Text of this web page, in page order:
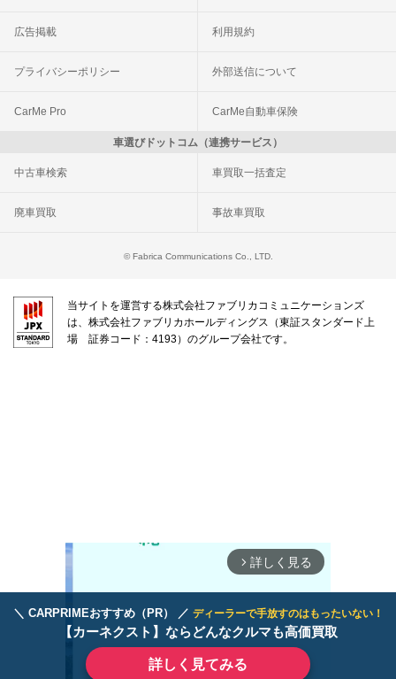
＼ CARPRIMEおすすめ（PR） ／ ディーラーで手放すのはもったいない！
【カーネクスト】ならどんなクルマも高価買取
詳しく見てみる
広告掲載 利用規約
プライバシーポリシー 外部送信について
CarMe Pro CarMe自動車保険
車選びドットコム（連携サービス）
中古車検索 車買取一括査定
廃車買取 事故車買取
© Fabrica Communications Co., LTD.
当サイトを運営する株式会社ファブリカコミュニケーションズ
は、株式会社ファブリカホールディングス（東証スタンダード上
場 証券コード：4193）のグループ会社です。
arrow_forward_ios 詳しく見る